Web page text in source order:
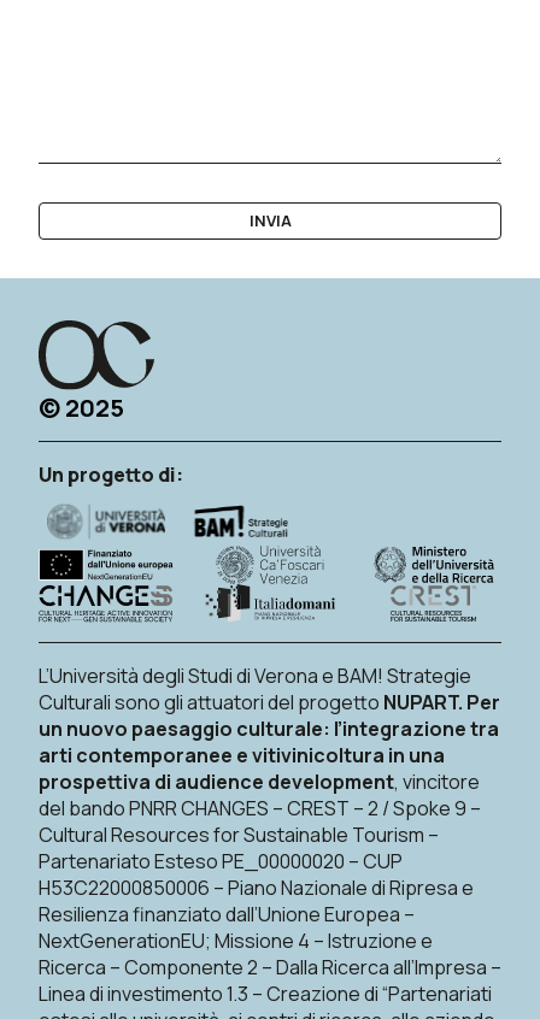
INVIA
© 2025
Un progetto di:
L’Università degli Studi di Verona e BAM! Strategie
Culturali sono gli attuatori del progetto NUPART. Per
un nuovo paesaggio culturale: l’integrazione tra
arti contemporanee e vitivinicoltura in una
prospettiva di audience development, vincitore
del bando PNRR CHANGES – CREST – 2 / Spoke 9 –
Cultural Resources for Sustainable Tourism –
Partenariato Esteso PE_00000020 – CUP
H53C22000850006 – Piano Nazionale di Ripresa e
Resilienza finanziato dall’Unione Europea –
NextGenerationEU; Missione 4 – Istruzione e
Ricerca – Componente 2 – Dalla Ricerca all’Impresa –
Linea di investimento 1.3 – Creazione di “Partenariati